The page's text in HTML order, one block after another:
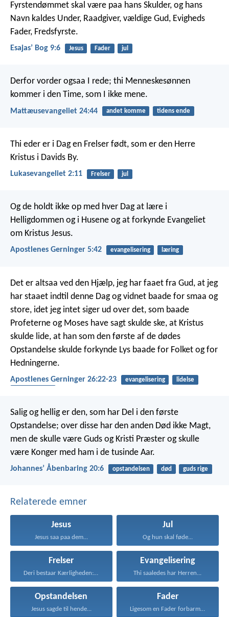
Fyrstendømmet skal være paa hans Skulder, og hans
Navn kaldes Under, Raadgiver, vældige Gud, Evigheds
Fader, Fredsfyrste.
Esajasʼ Bog 9:6 Jesus Fader jul
Derfor vorder ogsaa I rede; thi Menneskesønnen
kommer i den Time, som I ikke mene.
Mattæusevangeliet 24:44 andet komme tidens ende
Thi eder er i Dag en Frelser født, som er den Herre
Kristus i Davids By.
Lukasevangeliet 2:11 Frelser jul
Og de holdt ikke op med hver Dag at lære i
Helligdommen og i Husene og at forkynde Evangeliet
om Kristus Jesus.
Apostlenes Gerninger 5:42 evangelisering læring
Det er altsaa ved den Hjælp, jeg har faaet fra Gud, at jeg
har staaet indtil denne Dag og vidnet baade for smaa og
store, idet jeg intet siger ud over det, som baade
Profeterne og Moses have sagt skulde ske, at Kristus
skulde lide, at han som den første af de dødes
Opstandelse skulde forkynde Lys baade for Folket og for
Hedningerne.
Apostlenes Gerninger 26:22-23 evangelisering
lidelse
Salig og hellig er den, som har Del i den første
Opstandelse; over disse har den anden Død ikke Magt,
men de skulle være Guds og Kristi Præster og skulle
være Konger med ham i de tusinde Aar.
Johannesʼ Åbenbaring 20:6 opstandelsen død guds rige
Relaterede emner
Jesus
Jesus saa paa dem...
Jul
Og hun skal føde...
Frelser
Deri bestaar Kærligheden: ikke...
Evangelisering
Thi saaledes har Herren...
Opstandelsen
Jesus sagde til hende...
Fader
Ligesom en Fader forbarmer...